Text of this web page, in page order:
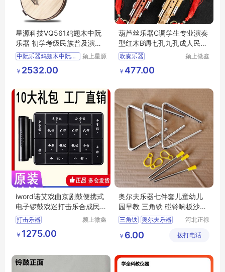
星源科技VQ561鸡翅木中阮
乐器 初学考级民族普及演出
阮琴CS893
中阮乐器鸡翅木中阮初学考
颍上星源
￥ 2532.00
葫芦丝乐器C调学生专业演奏
型红木B调七孔九孔成人民族
吹奏乐器
吹奏乐器
颍上微鑫
￥ 477.00
iword诺艾戏曲京剧鼓便携式
电子锣鼓戏迷打击乐合成民
族戏剧乐器
打击乐器
颍上微鑫
￥ 1275.00
奥尔夫乐器七件套儿童幼儿
园早教 三角铁 碰铃响板沙锤
铃鼓
三角铁 奥尔夫乐器
三角铁乐器
河北正禄
制造有限
￥ 6.00 拨打电话